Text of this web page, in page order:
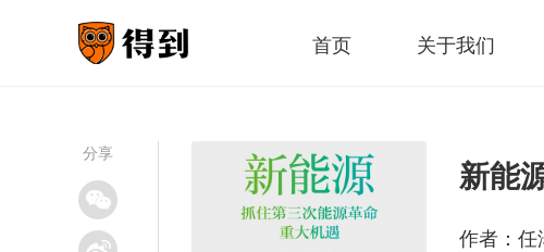
首页 关于我们
分享
新能
作者： 任